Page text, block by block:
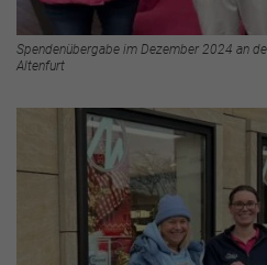
Spendenübergabe im Dezember 2024 an
Altenfurt